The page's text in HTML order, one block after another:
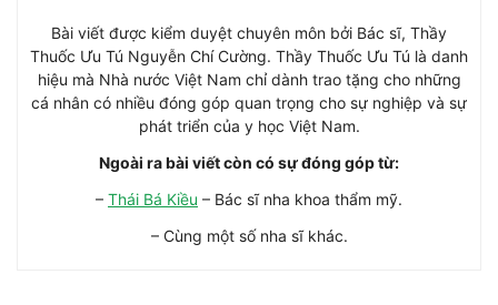
Bài viết được kiểm duyệt chuyên môn bởi Bác sĩ, Thầy
Thuốc Ưu Tú Nguyễn Chí Cường. Thầy Thuốc Ưu Tú là danh
hiệu mà Nhà nước Việt Nam chỉ dành trao tặng cho những
cá nhân có nhiều đóng góp quan trọng cho sự nghiệp và sự
phát triển của y học Việt Nam.
Ngoài ra bài viết còn có sự đóng góp từ:
– Thái Bá Kiều – Bác sĩ nha khoa thẩm mỹ.
– Cùng một số nha sĩ khác.